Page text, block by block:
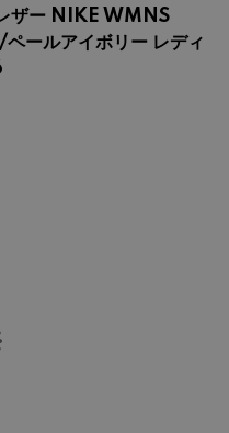
ザー NIKE WMNS
ールアイボリー レディ